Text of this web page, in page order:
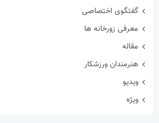
گفتگوی اختصاصی
معرفی زورخانه ها
مقاله
هنرمندان ورزشکار
ویدیو
ویژه